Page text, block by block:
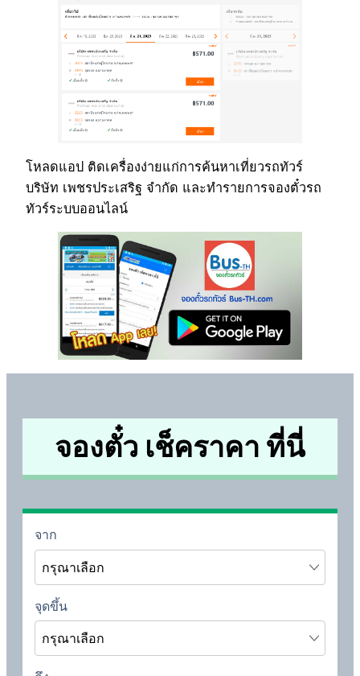
โหลดแอป ติดเครื่องง่ายแก่การค้นหาเที่ยวรถทัวร์
บริษัท เพชรประเสริฐ จำกัด และทำรายการจองตั๋วรถ
ทัวร์ระบบออนไลน์
จองตั๋ว เช็คราคา ที่นี่